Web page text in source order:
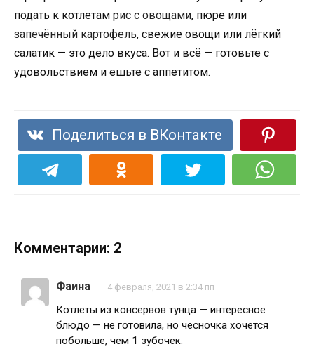
подать к котлетам рис с овощами, пюре или
запечённый картофель, свежие овощи или лёгкий
салатик — это дело вкуса. Вот и всё — готовьте с
удовольствием и ешьте с аппетитом.
Поделиться в ВКонтакте
Комментарии: 2
Фаина 4 февраля, 2021 в 2:34 пп
Котлеты из консервов тунца — интересное
блюдо — не готовила, но чесночка хочется
побольше, чем 1 зубочек.